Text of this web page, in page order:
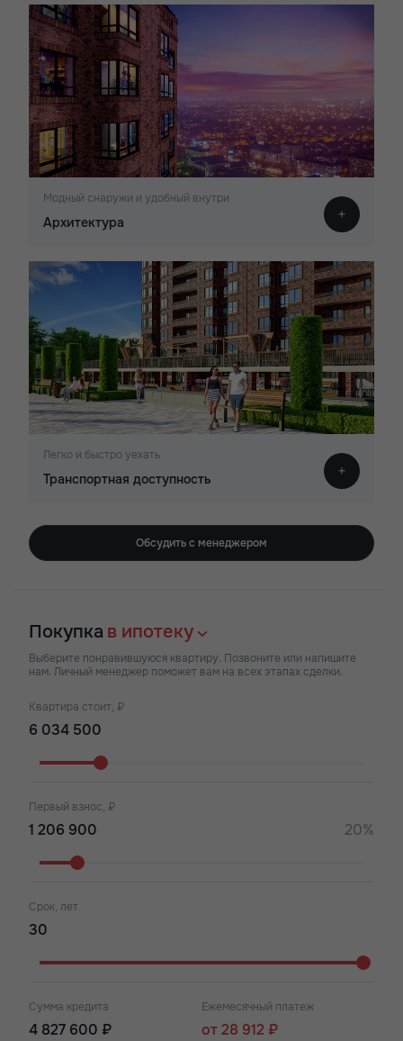
Модный снаружи и удобный внутри
Архитектура
Легко и быстро уехать
Транспортная доступность
Обсудить с менеджером
Покупка в ипотеку
Выберите понравившуюся квартиру. Позвоните или напишите
нам. Личный менеджер поможет вам на всех этапах сделки.
Квартира стоит, ₽
Первый взнос, ₽
20%
Срок, лет
Сумма кредита
4 827 600 ₽
Ежемесячный платеж
от 28 912 ₽